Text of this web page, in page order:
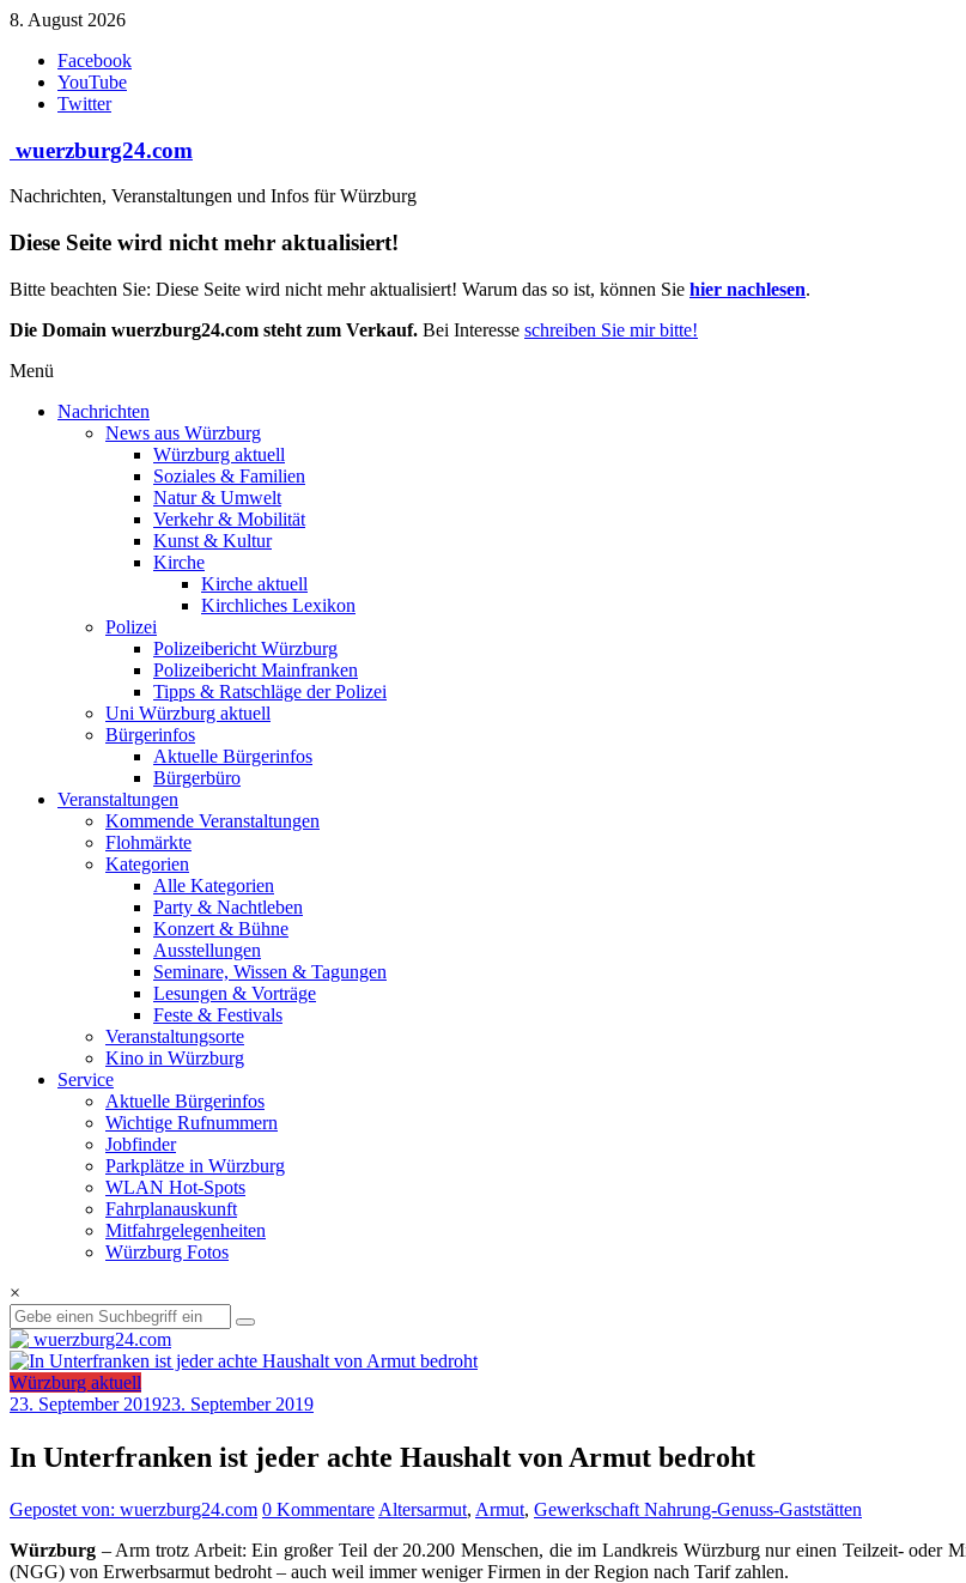
Zum
springen
8. August 2026
Facebook
YouTube
Twitter
wuerzburg24.com
Nachrichten, Veranstaltungen und Infos für Würzburg
Diese Seite wird nicht mehr aktualisiert!
Bitte beachten Sie: Diese Seite wird nicht mehr aktualisiert! Warum das so ist, können Sie hier nachlesen.
Die Domain wuerzburg24.com steht zum Verkauf. Bei Interesse schreiben Sie mir bitte!
Menü
Nachrichten
News aus Würzburg
Würzburg aktuell
Soziales & Familien
Natur & Umwelt
Verkehr & Mobilität
Kunst & Kultur
Kirche
Kirche aktuell
Kirchliches Lexikon
Polizei
Polizeibericht Würzburg
Polizeibericht Mainfranken
Tipps & Ratschläge der Polizei
Uni Würzburg aktuell
Bürgerinfos
Aktuelle Bürgerinfos
Bürgerbüro
Veranstaltungen
Kommende Veranstaltungen
Flohmärkte
Kategorien
Alle Kategorien
Party & Nachtleben
Konzert & Bühne
Ausstellungen
Seminare, Wissen & Tagungen
Lesungen & Vorträge
Feste & Festivals
Veranstaltungsorte
Kino in Würzburg
Service
Aktuelle Bürgerinfos
Wichtige Rufnummern
Jobfinder
Parkplätze in Würzburg
WLAN Hot-Spots
Fahrplanauskunft
Mitfahrgelegenheiten
Würzburg Fotos
×
Würzburg aktuell
23. September 201923. September 2019
In Unterfranken ist jeder achte Haushalt von Armut bedroht
Gepostet von: wuerzburg24.com 0 Kommentare Altersarmut, Armut, Gewerkschaft Nahrung-Genuss-Gaststätten
Würzburg – Arm trotz Arbeit: Ein großer Teil der 20.200 Menschen, die im Landkreis Würzburg nur einen Teilzeit- oder
(NGG) von Erwerbsarmut bedroht – auch weil immer weniger Firmen in der Region nach Tarif zahlen.